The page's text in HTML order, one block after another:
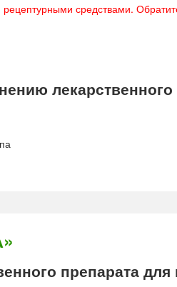
средствами.
препарата для